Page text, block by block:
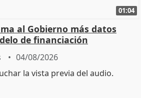
01:04
al Gobierno más datos
de financiación
04/08/2026